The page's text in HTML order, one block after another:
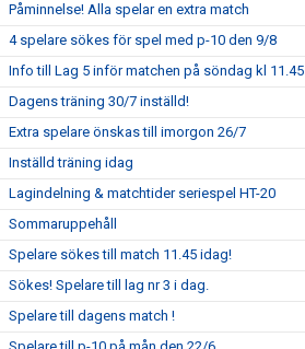
Påminnelse! Alla spelar en extra match
4 spelare sökes för spel med p-10 den 9/8
Info till Lag 5 inför matchen på söndag kl 11.45
Dagens träning 30/7 inställd!
Extra spelare önskas till imorgon 26/7
Inställd träning idag
Lagindelning & matchtider seriespel HT-20
Sommaruppehåll
Spelare sökes till match 11.45 idag!
Sökes! Spelare till lag nr 3 i dag.
Spelare till dagens match !